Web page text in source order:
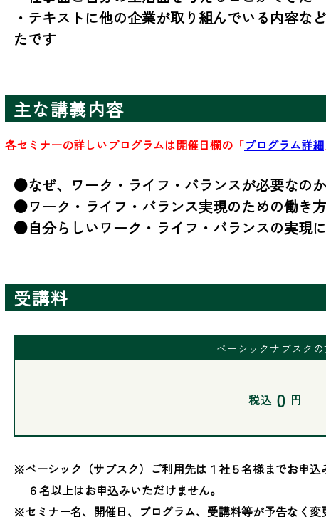
・テキストに他の企業が取り組んでいる内容な
たです
主な講義内容
各セミナーの詳しいプログラムは開催日欄の「プログラム詳細
●なぜ、ワーク・ライフ・バランスが必要なのか
●ワーク・ライフ・バランス実現のための働き
●自分らしいワーク・ライフ・バランスの実現
受講料
ベーシックサブスクの
税込 0 円
※ベーシック（サブスク）ご利用先は１社５名様までお申込
６名以上はお申込みいただけません。
※セミナー名、開催日、プログラム、受講料等が予告なく変